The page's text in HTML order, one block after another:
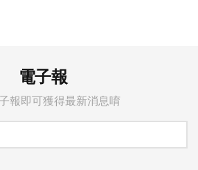
電子報
報即可獲得最新消息唷